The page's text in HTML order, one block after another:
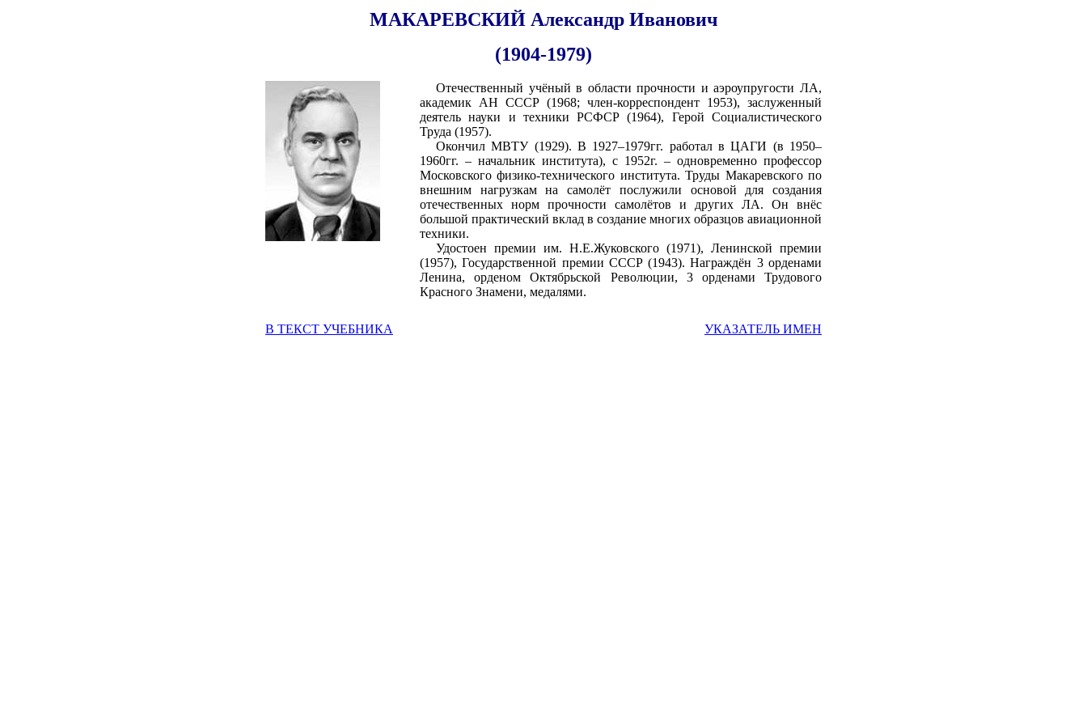
МАКАРЕВСКИЙ Александр Иванович
(1904-1979)
Отечественный учёный в области проч­ности и аэроупругости ЛА,
академик АН СССР (1968; член-корреспондент 1953), заслуженный
деятель нау­ки и техники РСФСР (1964), Герой Социалистического
Труда (1957).
Окончил МВТУ (1929). В 1927–1979гг. работал в ЦАГИ (в 1950–
1960гг. – начальник института), с 1952г. – одновременно профессор
Московского физико-технического института. Труды Макаревского по
внешним нагрузкам на самолёт послужили основой для создания
отечественных норм прочности самолётов и других ЛА. Он внёс
большой практический вклад в создание многих образцов авиационной
техники.
Удостоен премии им. Н.Е.Жуковского (1971), Ленинской премии
(1957), Государственной премии СССР (1943). Награждён 3 орденами
Ленина, орденом Октябрьской Революции, 3 орденами Трудового
Красного Знамени, медалями.
В ТЕКСТ УЧЕБНИКА УКАЗАТЕЛЬ ИМЕН